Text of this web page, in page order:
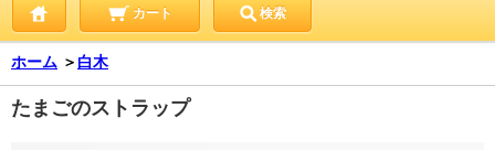
カート 検索
ホーム ＞ 白木
たまごのストラップ